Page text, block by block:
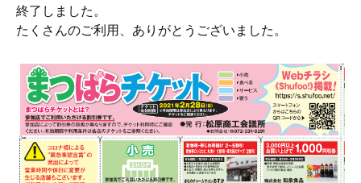
ッ
プ
終了しました。
たくさんのご利用、ありがとうございました。